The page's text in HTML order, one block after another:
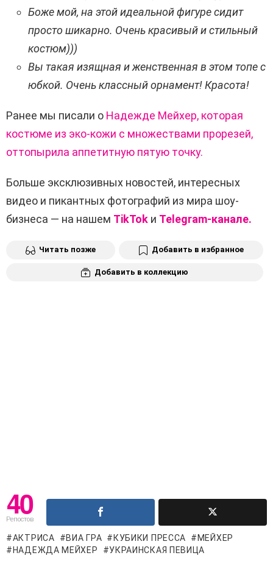
Боже мой, на этой идеальной фигуре сидит
просто шикарно. Очень красивый и стильный
костюм)))
Вы такая изящная и женственная в этом топе с
юбкой. Очень классный орнамент! Красота!
Ранее мы писали о Надежде Мейхер, которая
костюме из эко-кожи с множествами прорезей,
оттопырила аппетитную пятую точку.
Больше эксклюзивных новостей, интересных
видео и пикантных фотографий из мира шоу-
бизнеса — на нашем TikTok и Telegram-канале.
Читать позже Добавить в избранное
Добавить в коллекцию
40
Репостов
АКТРИСА ВИА ГРА КУБИКИ ПРЕССА
МЕЙХЕР
НАДЕЖДА МЕЙХЕР
УКРАИНСКАЯ ПЕВИЦА